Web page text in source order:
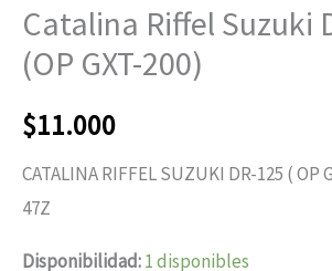
Catalina Riffel Suzuki
(OP GXT-200)
$11.000
CATALINA RIFFEL SUZUKI DR-125 ( OP
47Z
Disponibilidad:1 disponibles